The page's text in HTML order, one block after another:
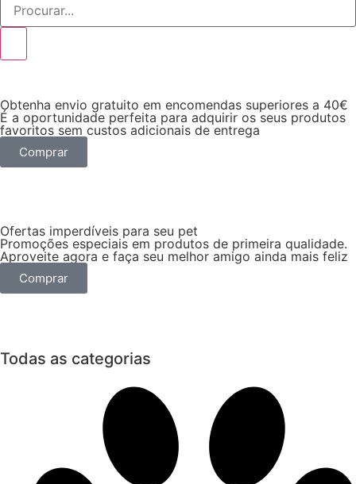
Obtenha envio gratuito em encomendas superiores a 40€
É a oportunidade perfeita para adquirir os seus produtos
favoritos sem custos adicionais de entrega
Comprar
Ofertas imperdíveis para seu pet
Promoções especiais em produtos de primeira qualidade.
Aproveite agora e faça seu melhor amigo ainda mais feliz
Comprar
Todas as categorias